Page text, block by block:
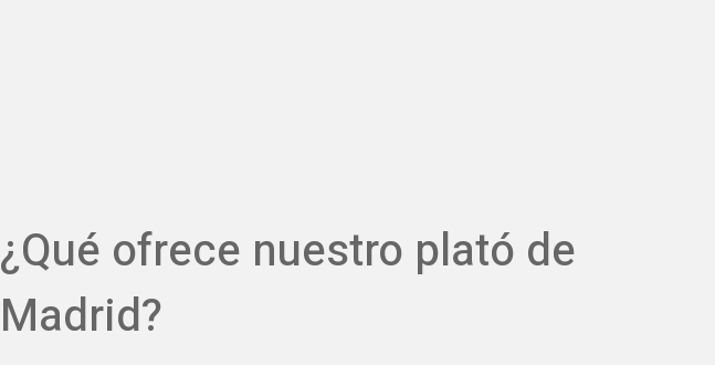
¿Qué ofrece nuestro plató de
Madrid?